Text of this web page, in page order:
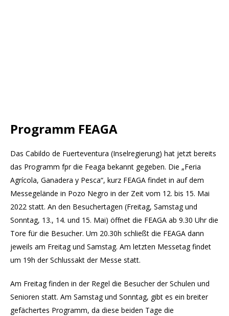
Programm FEAGA
Das Cabildo de Fuerteventura (Inselregierung) hat jetzt bereits
das Programm fpr die Feaga bekannt gegeben. Die „Feria
Agrícola, Ganadera y Pesca“, kurz FEAGA findet in auf dem
Messegelände in Pozo Negro in der Zeit vom 12. bis 15. Mai
2022 statt. An den Besuchertagen (Freitag, Samstag und
Sonntag, 13., 14. und 15. Mai) öffnet die FEAGA ab 9.30 Uhr die
Tore für die Besucher. Um 20.30h schließt die FEAGA dann
jeweils am Freitag und Samstag. Am letzten Messetag findet
um 19h der Schlussakt der Messe statt.
Am Freitag finden in der Regel die Besucher der Schulen und
Senioren statt. Am Samstag und Sonntag, gibt es ein breiter
gefächertes Programm, da diese beiden Tage die